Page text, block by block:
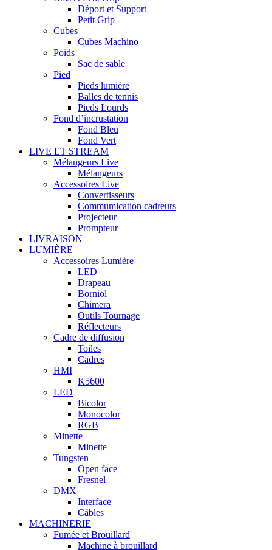
Déport et Support
Petit Grip
Cubes
Cubes Machino
Poids
Sac de sable
Pied
Pieds lumière
Balles de tennis
Pieds Lourds
Fond d’incrustation
Fond Bleu
Fond Vert
LIVE ET STREAM
Mélangeurs Live
Mélangeurs
Accessoires Live
Convertisseurs
Commumication cadreurs
Projecteur
Prompteur
LIVRAISON
LUMIÈRE
Accessoires Lumière
LED
Drapeau
Borniol
Chimera
Outils Tournage
Réflecteurs
Cadre de diffusion
Toiles
Cadres
HMI
K5600
LED
Bicolor
Monocolor
RGB
Minette
Minette
Tungsten
Open face
Fresnel
DMX
Interface
Câbles
MACHINERIE
Fumée et Brouillard
Machine à brouillard